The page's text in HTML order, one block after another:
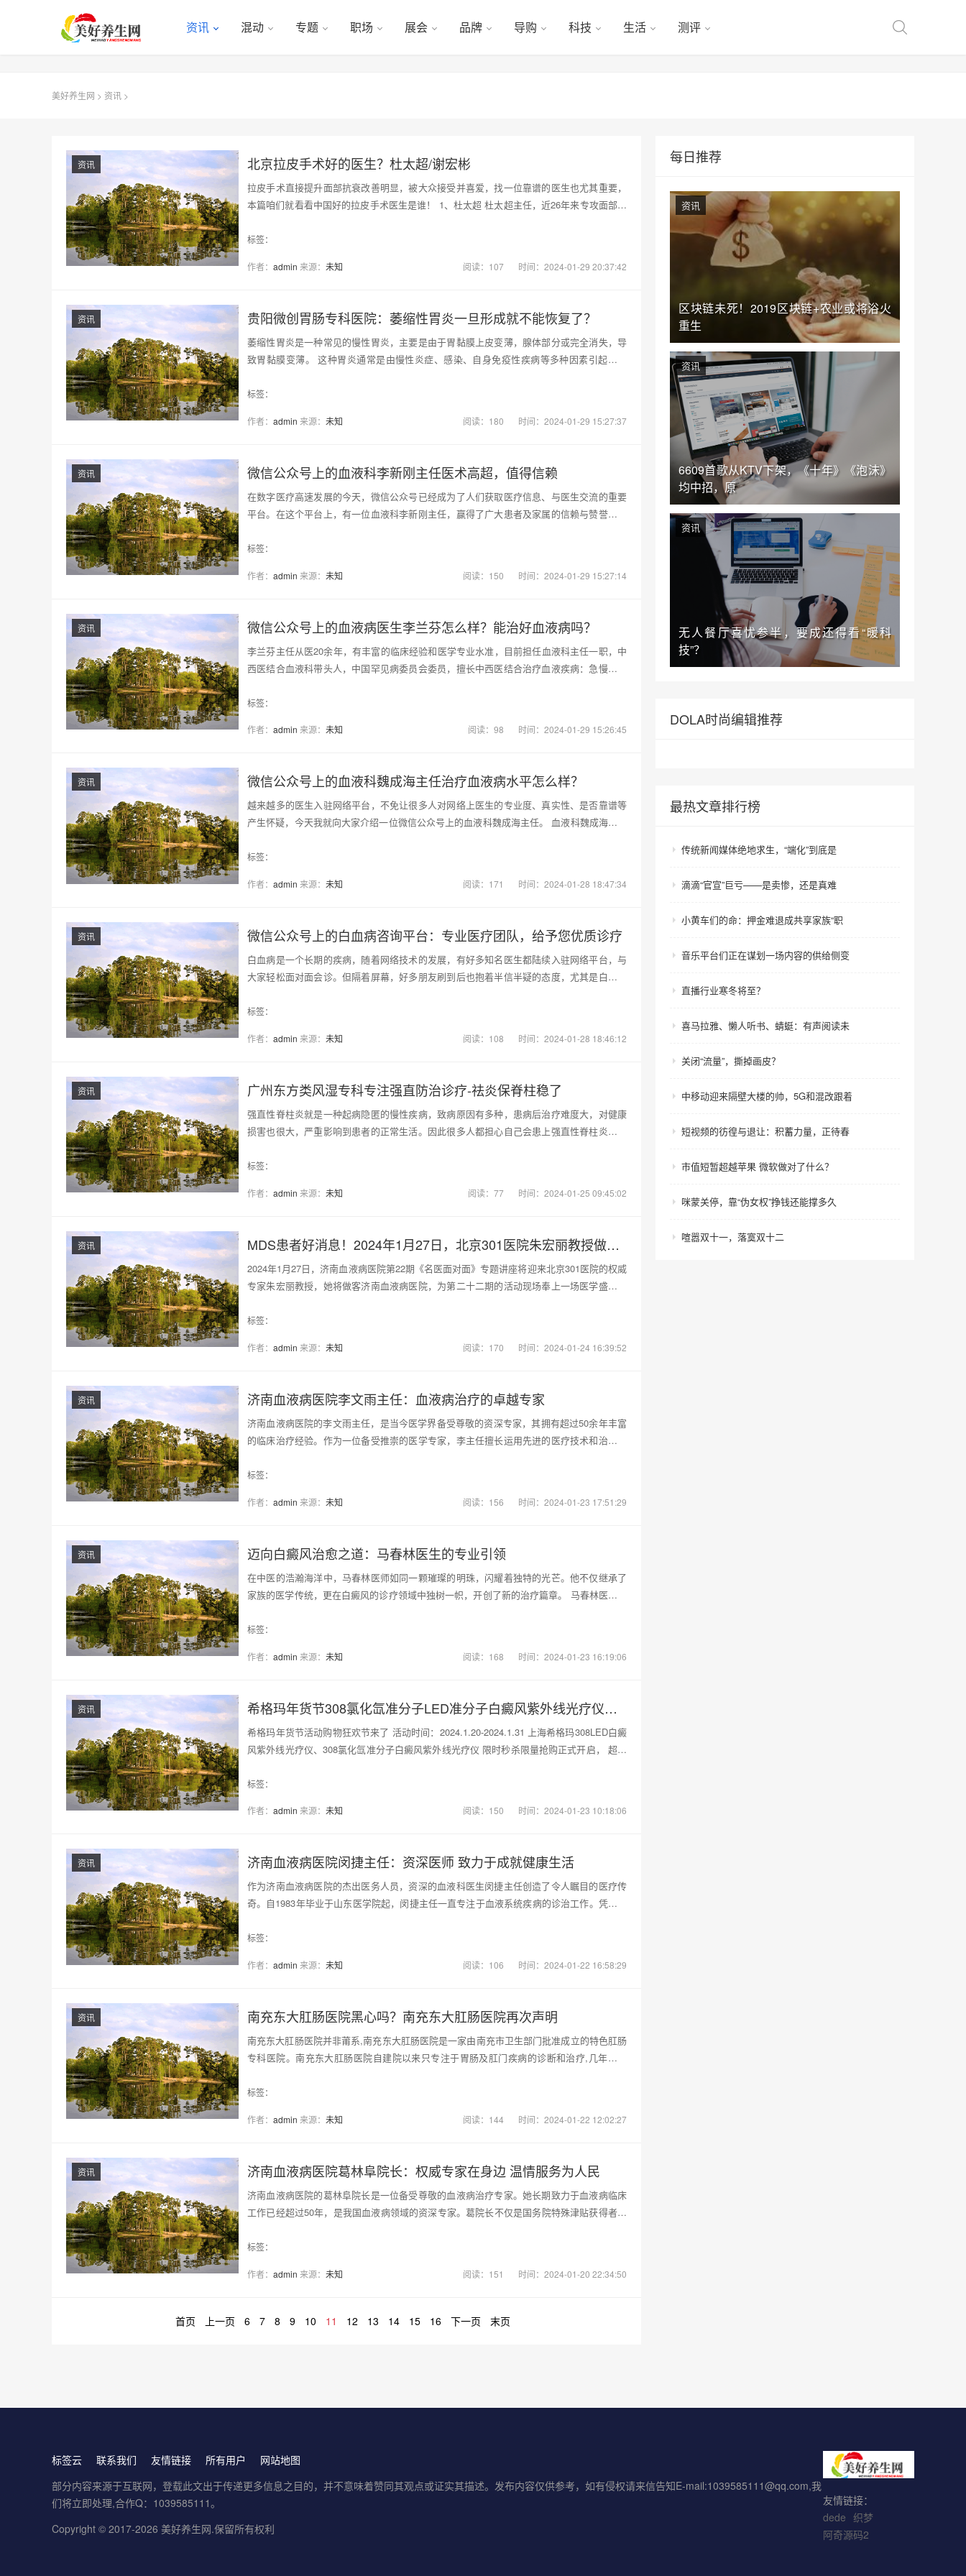
资讯 混动 专题 职场 展会 品牌 导购 科技 生活 测评
美好养生网 > 资讯 >
北京拉皮手术好的医生？杜太超/谢宏彬
资讯
拉皮手术直接提升面部抗衰改善明显，被大众接受并喜爱，找一位靠谱的医生也尤其重要，
本篇咱们就看看中国好的拉皮手术医生是谁！ 1、杜太超 杜太超主任，近26年来专攻面部年
标签：
作者： admin 来源： 未知 阅读：107 时间：2024-01-29 20:37:42
贵阳微创胃肠专科医院：萎缩性胃炎一旦形成就不能恢复了？
资讯
萎缩性胃炎是一种常见的慢性胃炎，主要是由于胃黏膜上皮变薄，腺体部分或完全消失，导
致胃黏膜变薄。 这种胃炎通常是由慢性炎症、感染、自身免疫性疾病等多种因素引起的。
标签：
作者： admin 来源： 未知 阅读：180 时间：2024-01-29 15:27:37
微信公众号上的血液科李新刚主任医术高超，值得信赖
资讯
在数字医疗高速发展的今天，微信公众号已经成为了人们获取医疗信息、与医生交流的重要
平台。在这个平台上，有一位血液科李新刚主任，赢得了广大患者及家属的信赖与赞誉。血
标签：
作者： admin 来源： 未知 阅读：150 时间：2024-01-29 15:27:14
微信公众号上的血液病医生李兰芬怎么样？能治好血液病吗？
资讯
李兰芬主任从医20余年，有丰富的临床经验和医学专业水准，目前担任血液科主任一职，中
西医结合血液科带头人，中国罕见病委员会委员，擅长中西医结合治疗血液疾病：急慢性白
标签：
作者： admin 来源： 未知 阅读：98 时间：2024-01-29 15:26:45
微信公众号上的血液科魏成海主任治疗血液病水平怎么样？
资讯
越来越多的医生入驻网络平台，不免让很多人对网络上医生的专业度、真实性、是否靠谱等
产生怀疑，今天我就向大家介绍一位微信公众号上的血液科魏成海主任。 血液科魏成海医生
标签：
作者： admin 来源： 未知 阅读：171 时间：2024-01-28 18:47:34
微信公众号上的白血病咨询平台：专业医疗团队，给予您优质诊疗
资讯
白血病是一个长期的疾病，随着网络技术的发展，有好多知名医生都陆续入驻网络平台，与
大家轻松面对面会诊。但隔着屏幕，好多朋友刷到后也抱着半信半疑的态度，尤其是白血病
标签：
作者： admin 来源： 未知 阅读：108 时间：2024-01-28 18:46:12
广州东方类风湿专科专注强直防治诊疗-祛炎保脊柱稳了
资讯
强直性脊柱炎就是一种起病隐匿的慢性疾病，致病原因有多种，患病后治疗难度大，对健康
损害也很大，严重影响到患者的正常生活。因此很多人都担心自己会患上强直性脊柱炎，究
标签：
作者： admin 来源： 未知 阅读：77 时间：2024-01-25 09:45:02
MDS患者好消息！2024年1月27日，北京301医院朱宏丽教授做客《名医面对面》专题讲座
资讯
2024年1月27日，济南血液病医院第22期《名医面对面》专题讲座将迎来北京301医院的权威
专家朱宏丽教授，她将做客济南血液病医院，为第二十二期的活动现场奉上一场医学盛宴。
标签：
作者： admin 来源： 未知 阅读：170 时间：2024-01-24 16:39:52
济南血液病医院李文雨主任：血液病治疗的卓越专家
资讯
济南血液病医院的李文雨主任，是当今医学界备受尊敬的资深专家，其拥有超过50余年丰富
的临床治疗经验。作为一位备受推崇的医学专家，李主任擅长运用先进的医疗技术和治疗手
标签：
作者： admin 来源： 未知 阅读：156 时间：2024-01-23 17:51:29
迈向白癜风治愈之道：马春林医生的专业引领
资讯
在中医的浩瀚海洋中，马春林医师如同一颗璀璨的明珠，闪耀着独特的光芒。他不仅继承了
家族的医学传统，更在白癜风的诊疗领域中独树一帜，开创了新的治疗篇章。 马春林医师深
标签：
作者： admin 来源： 未知 阅读：168 时间：2024-01-23 16:19:06
希格玛年货节308氯化氙准分子LED准分子白癜风紫外线光疗仪促销
资讯
希格玛年货节活动购物狂欢节来了 活动时间：2024.1.20-2024.1.31 上海希格玛308LED白癜
风紫外线光疗仪、308氯化氙准分子白癜风紫外线光疗仪 限时秒杀限量抢购正式开启， 超多
标签：
作者： admin 来源： 未知 阅读：150 时间：2024-01-23 10:18:06
济南血液病医院闵捷主任：资深医师 致力于成就健康生活
资讯
作为济南血液病医院的杰出医务人员，资深的血液科医生闵捷主任创造了令人瞩目的医疗传
奇。自1983年毕业于山东医学院起，闵捷主任一直专注于血液系统疾病的诊治工作。凭借丰
标签：
作者： admin 来源： 未知 阅读：106 时间：2024-01-22 16:58:29
南充东大肛肠医院黑心吗？南充东大肛肠医院再次声明
资讯
南充东大肛肠医院并非莆系,南充东大肛肠医院是一家由南充市卫生部门批准成立的特色肛肠
专科医院。南充东大肛肠医院自建院以来只专注于胃肠及肛门疾病的诊断和治疗,几年来初
标签：
作者： admin 来源： 未知 阅读：144 时间：2024-01-22 12:02:27
济南血液病医院葛林阜院长：权威专家在身边 温情服务为人民
资讯
济南血液病医院的葛林阜院长是一位备受尊敬的血液病治疗专家。她长期致力于血液病临床
工作已经超过50年，是我国血液病领域的资深专家。葛院长不仅是国务院特殊津贴获得者，
标签：
作者： admin 来源： 未知 阅读：151 时间：2024-01-20 22:34:50
首页 上一页 6 7 8 9 10 11 12 13 14 15 16 下一页 末页
每日推荐
区块链未死！2019区块链+农业或将浴火
重生
资讯
6609首歌从KTV下架，《十年》《泡沫》
均中招，原
资讯
无人餐厅喜忧参半，要成还得看“暖科
技”？
资讯
DOLA时尚编辑推荐
最热文章排行榜
传统新闻媒体绝地求生，“端化”到底是
滴滴“官宣”巨亏——是卖惨，还是真难
小黄车们的命：押金难退成共享家族“职
音乐平台们正在谋划一场内容的供给侧变
直播行业寒冬将至？
喜马拉雅、懒人听书、蜻蜓：有声阅读未
关闭“流量”，撕掉画皮？
中移动迎来隔壁大楼的帅，5G和混改跟着
短视频的彷徨与退让：积蓄力量，正待春
市值短暂超越苹果 微软做对了什么？
咪蒙关停，靠“伪女权”挣钱还能撑多久
喧嚣双十一，落寞双十二
标签云 联系我们 友情链接 所有用户
网站地图
部分内容来源于互联网，登载此文出于传递更多信息之目的，并不意味着赞同其观点或证实其描述。发布内容仅供参考，如有侵权请来信告知E-mail:1039585111@qq.com,我
们将立即处理,合作Q：1039585111。
Copyright © 2017-2026 美好养生网.保留所有权利
友情链接：
dede 织梦
阿奇源码2